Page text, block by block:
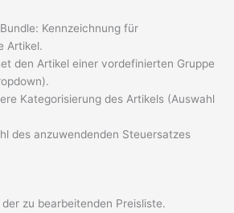
Kennzeichnung für
Artikel.
den Artikel einer vordefinierten Gruppe
Kategorisierung des Artikels (Auswahl
des anzuwendenden Steuersatzes
zu bearbeitenden Preisliste.